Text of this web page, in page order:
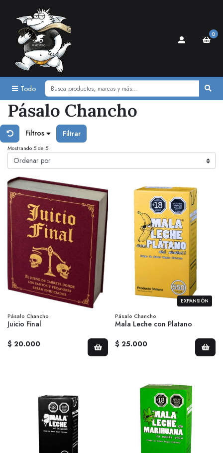
Todo
0
Pásalo Chancho
Filtros Filtrar
Mostrando 5 de 5
Pásalo Chancho
Juicio Final
$ 20.000
EXPANSIÓN
Pásalo Chancho
Mala Leche con Platano
$ 25.000